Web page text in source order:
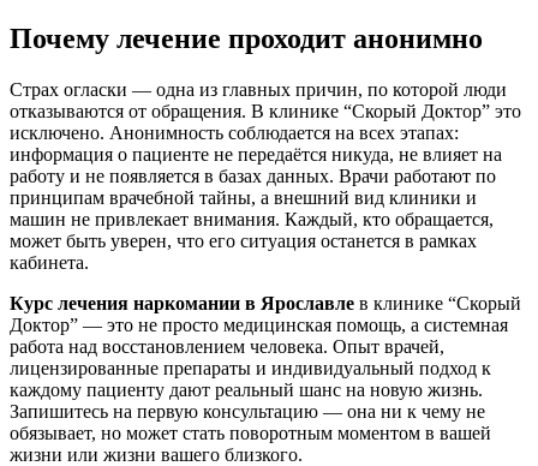
Почему лечение проходит анонимно
Страх огласки — одна из главных причин, по которой люди
отказываются от обращения. В клинике “Скорый Доктор” это
исключено. Анонимность соблюдается на всех этапах:
информация о пациенте не передаётся никуда, не влияет на
работу и не появляется в базах данных. Врачи работают по
принципам врачебной тайны, а внешний вид клиники и
машин не привлекает внимания. Каждый, кто обращается,
может быть уверен, что его ситуация останется в рамках
кабинета.
Курс лечения наркомании в Ярославле в клинике “Скорый
Доктор” — это не просто медицинская помощь, а системная
работа над восстановлением человека. Опыт врачей,
лицензированные препараты и индивидуальный подход к
каждому пациенту дают реальный шанс на новую жизнь.
Запишитесь на первую консультацию — она ни к чему не
обязывает, но может стать поворотным моментом в вашей
жизни или жизни вашего близкого.